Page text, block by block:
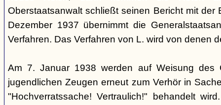
Oberstaatsanwalt schließt seinen Bericht mit der
Dezember 1937 übernimmt die
Verfahren. Das Verfahren von L. wird von denen
Am 7. Januar 1938 werden auf Weisung des
jugendlichen Zeugen erneut zum Verhör in
"Hochverratssache! Vertraulich!" behandelt